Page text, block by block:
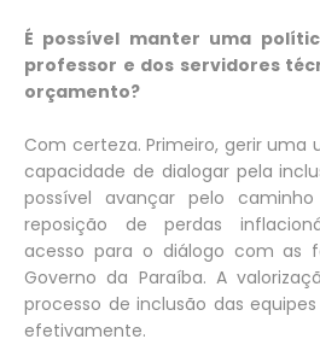
É possível manter uma
professor e dos servidores
orçamento?
Com certeza. Primeiro, gerir uma
capacidade de dialogar pela
possível avançar pelo
reposição de perdas
acesso para o diálogo com as
Governo da Paraíba. A
processo de inclusão das
efetivamente.